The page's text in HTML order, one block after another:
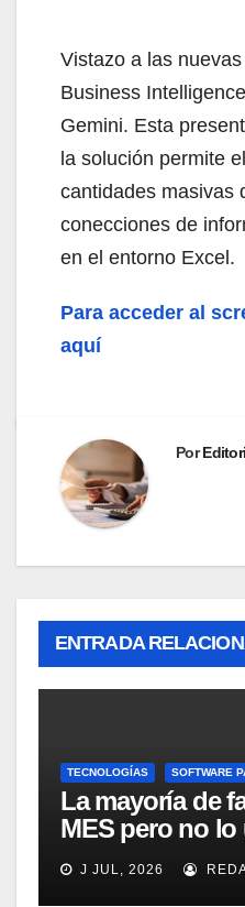
Vistazo a las
Business
Gemini. Esta
la solución permite
cantidades masivas
conecciones de
en el entorno Excel.
Para acceder al
aquí
Por
ENTRADA
TECNOLOGÍAS SOFTWARE
La mayoría de
MES pero no lo
Rockwell
J JUL, 2026